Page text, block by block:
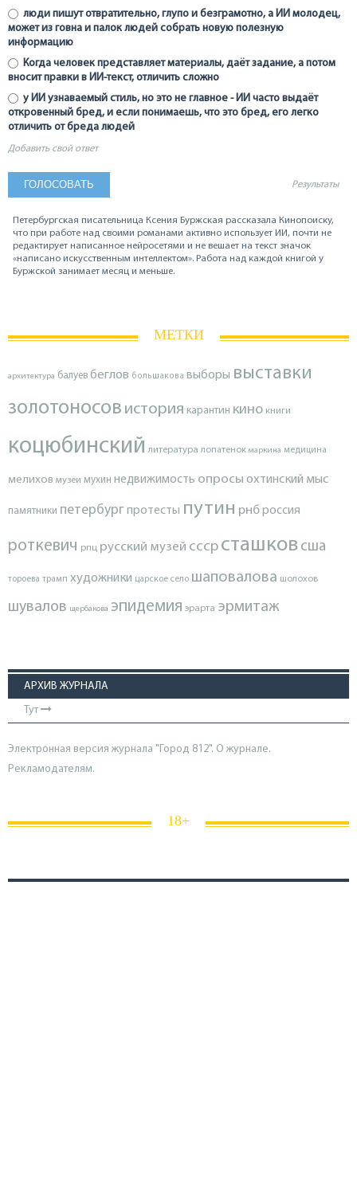
люди пишут отвратительно, глупо и безграмотно, а ИИ молодец,
может из говна и палок людей собрать новую полезную
информацию
Когда человек представляет материалы, даёт задание, а потом
вносит правки в ИИ-текст, отличить сложно
у ИИ узнаваемый стиль, но это не главное - ИИ часто выдаёт
откровенный бред, и если понимаешь, что это бред, его легко
отличить от бреда людей
Добавить свой ответ
Результаты
Петербургская писательница Ксения Буржская рассказала Кинопоиску,
что при работе над своими романами активно использует ИИ, почти не
редактирует написанное нейросетями и не вешает на текст значок
«написано искусственным интеллектом». Работа над каждой книгой у
Буржской занимает месяц и меньше.
МЕТКИ
архитектура балуев беглов большакова выборы выставки
золотоносов история карантин кино книги
коцюбинский литература лопатенок маркина медицина
мелихов музеи мухин недвижимость опросы охтинский мыс
памятники петербургпротесты путин рнброссия
роткевич рпц русский музей ссср сташков сша
тороева трамп художники царское село шаповалова шолохов
шувалов щербакова эпидемия эрарта эрмитаж
АРХИВ ЖУРНАЛА
Тут
Электронная версия журнала "Город 812". О журнале.
Рекламодателям.
18+